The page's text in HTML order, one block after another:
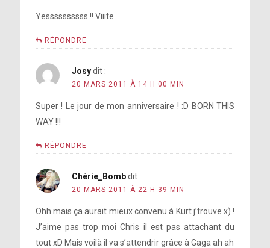
Yessssssssss !! Viiite
RÉPONDRE
Josy dit :
20 MARS 2011 À 14 H 00 MIN
Super ! Le jour de mon anniversaire ! :D BORN THIS
WAY !!!
RÉPONDRE
Chérie_Bomb dit :
20 MARS 2011 À 22 H 39 MIN
Ohh mais ça aurait mieux convenu à Kurt j’trouve x) !
J’aime pas trop moi Chris il est pas attachant du
tout xD Mais voilà il va s’attendrir grâce à Gaga ah ah